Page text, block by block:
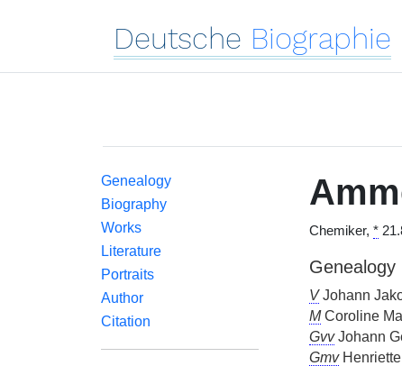
Deutsche Biographie
Genealogy
Biography
Works
Literature
Portraits
Author
Citation
Chemiker, *
Genealogy
VJohann
MCoroline
GvvJohann
GmvHenriette